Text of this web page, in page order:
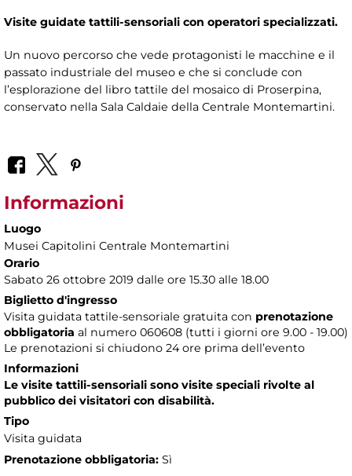
Visite guidate tattili-sensoriali con operatori specializzati.
Un nuovo percorso che vede protagonisti le macchine e il
passato industriale del museo e che si conclude con
l’esplorazione del libro tattile del mosaico di Proserpina,
conservato nella Sala Caldaie della Centrale Montemartini.
Informazioni
Luogo
Musei Capitolini Centrale Montemartini
Orario
Sabato 26 ottobre 2019 dalle ore 15.30 alle 18.00
Biglietto d'ingresso
Visita guidata tattile-sensoriale gratuita con prenotazione
obbligatoria al numero 060608 (tutti i giorni ore 9.00 - 19.00)
Le prenotazioni si chiudono 24 ore prima dell’evento
Informazioni
Le visite tattili-sensoriali sono visite speciali rivolte al
pubblico dei visitatori con disabilità.
Tipo
Visita guidata
Prenotazione obbligatoria: Sì